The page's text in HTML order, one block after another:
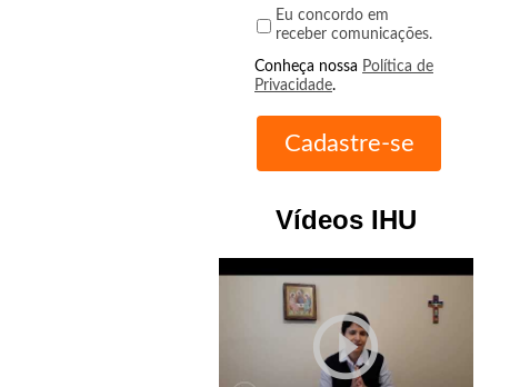
Eu concordo em
receber comunicações.
Conheça nossa Política de
Privacidade.
Vídeos IHU
play_circle_outline